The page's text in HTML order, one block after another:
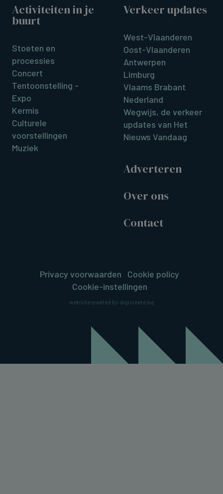
Activiteiten in je
buurt
Stoeten en
processies
Concert
Tentoonstelling -
Expo
Kermis
Culturele
voorstellingen
Muziek
Verkeer updates
West-Vlaanderen
Oost-Vlaanderen
Antwerpen
Limburg
Vlaams Brabant
Nederland
Wegwijs, de verkeer
updates van Het
Nieuws Vandaag
Adverteren
Over ons
Contact
Privacy voorwaarden
Cookie policy
Cookie-instellingen
website created by digicreate.be